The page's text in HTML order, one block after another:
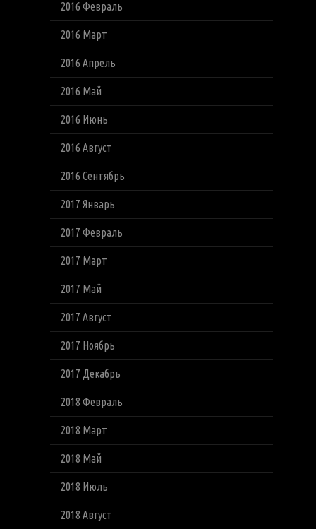
2016 Февраль
2016 Март
2016 Апрель
2016 Май
2016 Июнь
2016 Август
2016 Сентябрь
2017 Январь
2017 Февраль
2017 Март
2017 Май
2017 Август
2017 Ноябрь
2017 Декабрь
2018 Февраль
2018 Март
2018 Май
2018 Июль
2018 Август